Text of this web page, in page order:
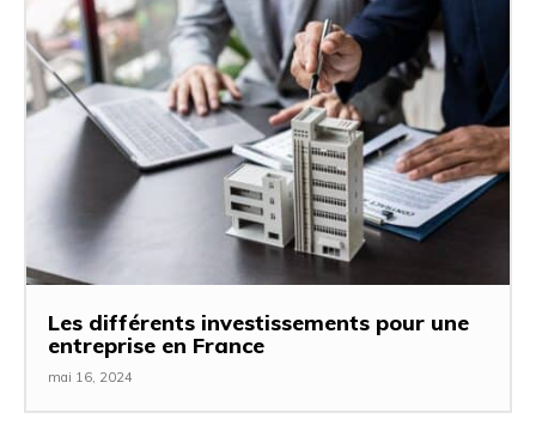
Les différents investissements pour une
entreprise en France
mai 16, 2024